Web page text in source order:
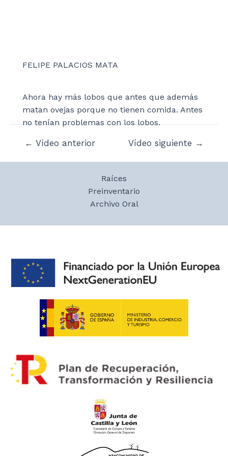
FELIPE PALACIOS MATA
Ahora hay más lobos que antes que además
matan ovejas porque no tienen comida. Antes
no tenían problemas con los lobos.
Navegación
← Vídeo anterior Vídeo siguiente →
Raíces
Preinventario
Archivo Oral